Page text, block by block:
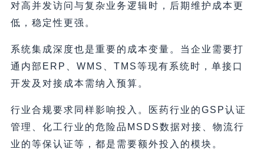
对高并发访问与复杂业务逻辑时，后期维护成本更
低，稳定性更强。
系统集成深度也是重要的成本变量。当企业需要打
通内部ERP、WMS、TMS等现有系统时，单接口
开发及对接成本需纳入预算。
行业合规要求同样影响投入。医药行业的GSP认证
管理、化工行业的危险品MSDS数据对接、物流行
业的等保认证等，都是需要额外投入的模块。